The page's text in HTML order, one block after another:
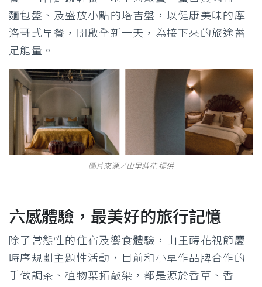
麵包盤、及盛放小點的塔吉盤，以健康美味的摩
洛哥式早餐，開啟全新一天，為接下來的旅途蓄
足能量。
圖片來源／山里蒔花 提供
六感體驗，最美好的旅行記憶
除了常態性的住宿及饗食體驗，山里蒔花視節慶
時序規劃主題性活動，目前和小草作品牌合作的
手做調茶、植物葉拓敲染，都是源於香草、香